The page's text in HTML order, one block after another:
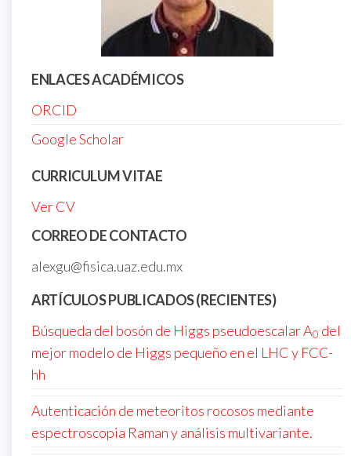
ENLACES ACADÉMICOS
ORCID
Google Scholar
CURRICULUM VITAE
Ver CV
CORREO DE CONTACTO
alexgu@fisica.uaz.edu.mx
ARTÍCULOS PUBLICADOS (RECIENTES)
Búsqueda del bosón de Higgs pseudoescalar A0 del
mejor modelo de Higgs pequeño en el LHC y FCC-
hh
Autenticación de meteoritos rocosos mediante
espectroscopia Raman y análisis multivariante.